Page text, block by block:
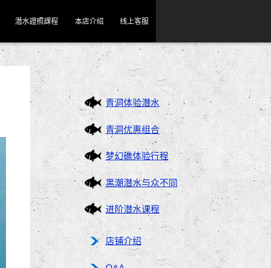
潛水證照課程 本店介绍 线上客服
青洞体验潜水
青洞优惠组合
梦幻礁体验行程
黑潮潜水与众不同
进阶潜水课程
店铺介绍